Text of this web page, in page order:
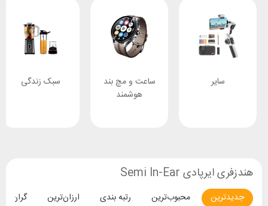
سایر
ساعت و مچ بند
هوشمند
سبک زندگی
هندزفری ایرپادی Semi In-Ear
جدیدترین محبوب‌ترین رتبه بندی ارزان‌ترین